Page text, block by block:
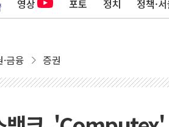
영상 포토 정치 정책·
금융 증권